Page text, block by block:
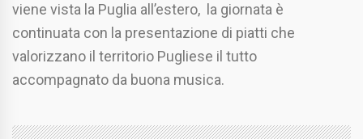
viene vista la Puglia all’estero, la giornata è
continuata con la presentazione di piatti che
valorizzano il territorio Pugliese il tutto
accompagnato da buona musica.